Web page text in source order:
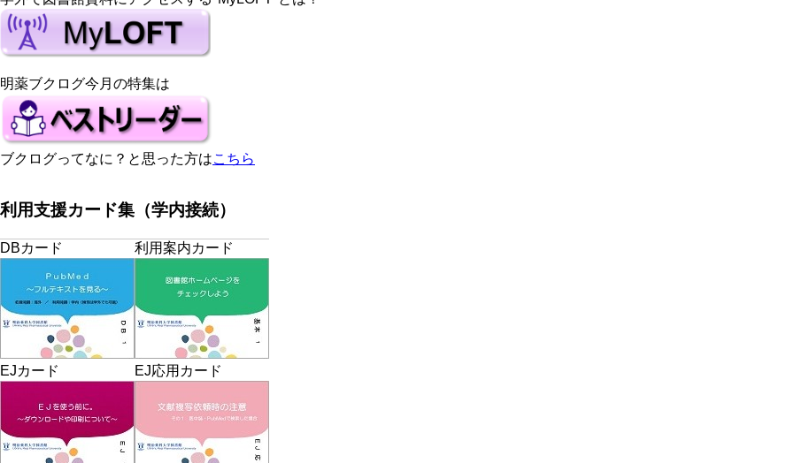
明薬ブクログ今月の特集は
ブクログってなに？と思った方はこちら
利用支援カード集（学内接続）
DBカード 利用案内カード
EJカード EJ応用カード